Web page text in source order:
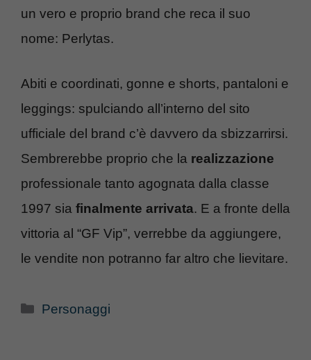
un vero e proprio brand che reca il suo
nome: Perlytas.
Abiti e coordinati, gonne e shorts, pantaloni e
leggings: spulciando all’interno del sito
ufficiale del brand c’è davvero da sbizzarrirsi.
Sembrerebbe proprio che la realizzazione
professionale tanto agognata dalla classe
1997 sia finalmente arrivata. E a fronte della
vittoria al “GF Vip”, verrebbe da aggiungere,
le vendite non potranno far altro che lievitare.
Categorie
Personaggi